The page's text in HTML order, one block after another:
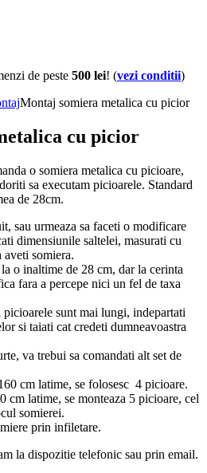
de peste 500 lei! (vezi conditii)
Montaj somiera metalica cu picior
cu picior
o somiera metalica cu picioare,
sa executam picioarele. Standard
de 28cm.
sau urmeaza sa faceti o modificare
dimensiunile saltelei, masurati cu
aveti somiera.
o inaltime de 28 cm, dar la cerinta
fara a percepe nici un fel de taxa
sunt mai lungi, indepartati
si taiati cat credeti dumneavoastra
va trebui sa comandati alt set de
cm latime, se folosesc 4 picioare.
cm latime, se monteaza 5 picioare, cel
somierei.
prin infiletare.
la dispozitie telefonic sau prin email.